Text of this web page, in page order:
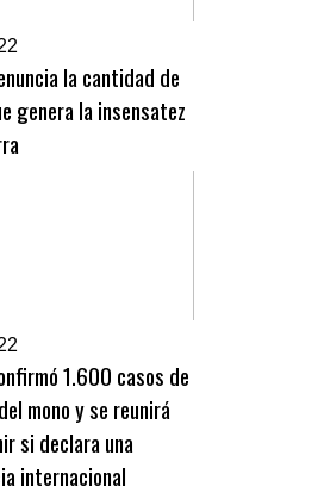
la cantidad de
genera la insensatez
1.600 casos de
mono y se reunirá
si declara una
internacional